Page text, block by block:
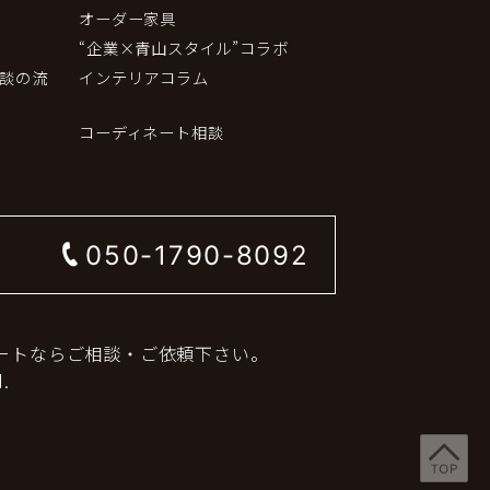
オーダー家具
“企業×青山スタイル”コラボ
の流
インテリアコラム
コーディネート相談
050-1790-8092
ならご相談・ご依頼下さい。